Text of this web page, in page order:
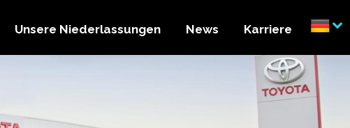
Unsere Niederlassungen News Karriere